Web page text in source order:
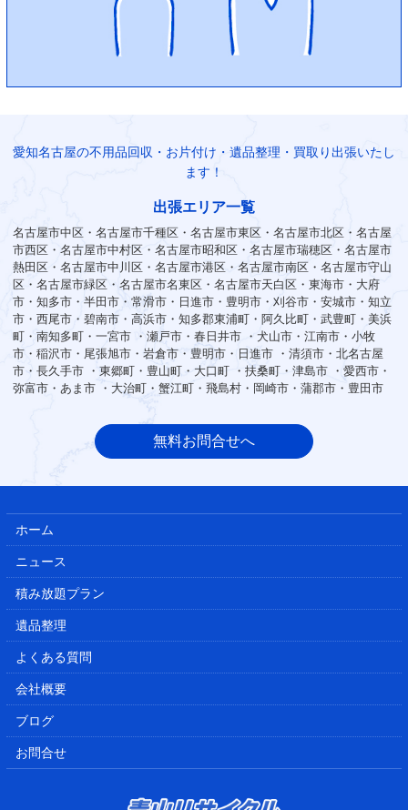
愛知名古屋の不用品回収・お片付け・遺品整理・買取り出張いたし
ます！
出張エリア一覧
名古屋市中区・名古屋市千種区・名古屋市東区・名古屋市北区・名古屋
市西区・名古屋市中村区・名古屋市昭和区・名古屋市瑞穂区・名古屋市
熱田区・名古屋市中川区・名古屋市港区・名古屋市南区・名古屋市守山
区・名古屋市緑区・名古屋市名東区・名古屋市天白区・東海市・大府
市・知多市・半田市・常滑市・日進市・豊明市・刈谷市・安城市・知立
市・西尾市・碧南市・高浜市・知多郡東浦町・阿久比町・武豊町・美浜
町・南知多町・一宮市 ・瀬戸市・春日井市 ・犬山市・江南市・小牧
市・稲沢市・尾張旭市・岩倉市・豊明市・日進市 ・清須市・北名古屋
市・長久手市 ・東郷町・豊山町・大口町 ・扶桑町・津島市 ・愛西市・
弥富市・あま市 ・大治町・蟹江町・飛島村・岡崎市・蒲郡市・豊田市
無料お問合せへ
ホーム
ニュース
積み放題プラン
遺品整理
よくある質問
会社概要
ブログ
お問合せ